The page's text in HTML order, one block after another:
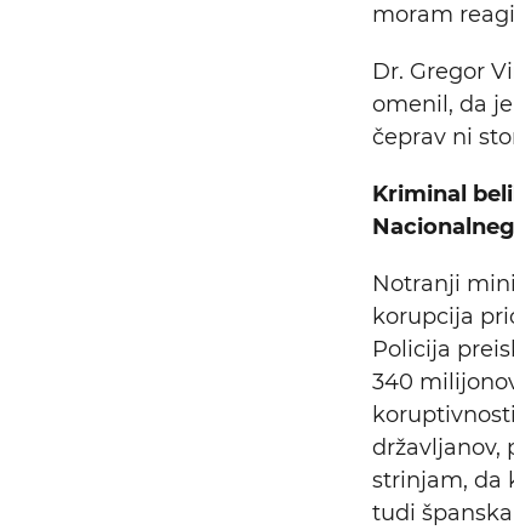
moram
Dr. Gregor
omenil, da
čeprav ni
Kriminal
Notranji
korupcija
Policija
340
državljanov,
strinjam, da
tudi